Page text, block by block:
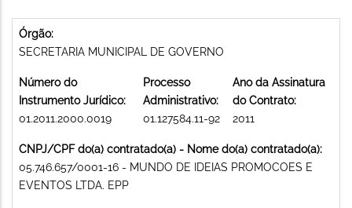
Órgão:
SECRETARIA MUNICIPAL DE GOVERNO
Número do
Instrumento Jurídico:
01.2011.2000.0019
Processo
Administrativo:
01.127584.11-92
Ano da Assinatura
do Contrato:
2011
CNPJ/CPF do(a) contratado(a) - Nome do(a) contratado(a):
05.746.657/0001-16 - MUNDO DE IDEIAS PROMOCOES E
EVENTOS LTDA. EPP